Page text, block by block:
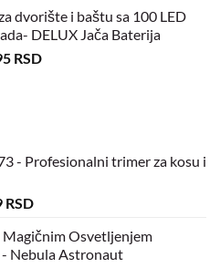
dvorište i baštu sa 100 LED
DELUX Jača Baterija
RSD
- Profesionalni trimer za kosu i
RSD
Magičnim Osvetljenjem
- Nebula Astronaut